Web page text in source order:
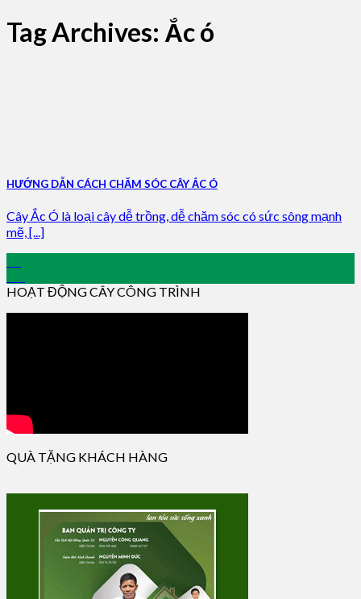
Tag Archives: Ắc ó
HƯỚNG DẪN CÁCH CHĂM SÓC CÂY ẮC Ó
Cây Ắc Ó là loại cây dễ trồng, dễ chăm sóc có sức sông mạnh
mẽ, [...]
HOẠT ĐỘNG CÂY CÔNG TRÌNH
QUÀ TẶNG KHÁCH HÀNG